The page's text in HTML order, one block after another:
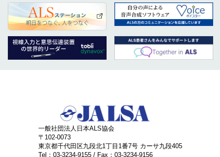
一般社団法人日本ALS協会
〒102-0073
東京都千代田区九段北1丁目1番7号 カーサ九段405
Tel：03-3234-9155 / Fax：03-3234-9156